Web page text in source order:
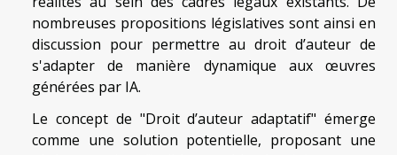
nombreuses propositions législatives sont ainsi en
discussion pour permettre au droit d’auteur de
s'adapter de manière dynamique aux œuvres
générées par IA.
Le concept de "Droit d’auteur adaptatif" émerge
comme une solution potentielle, proposant une